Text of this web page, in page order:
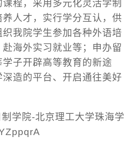
课程，采用多元化灵活学制
人才，实行学分互认，供
我院学生参加各种外语培
海外实习就业等；申办留
子开辟高等教育的新途
造的平台、开启通往美好
学院-北京理工大学珠海学